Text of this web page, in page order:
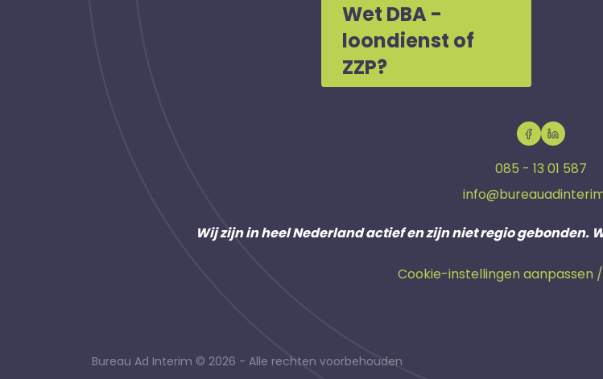
Wet DBA -
loondienst of
ZZP?
085 - 13 01 587
Wij zijn in heel Nederland actief en zijn niet regio gebonden.
Cookie-instellingen aanpassen
Bureau Ad Interim © 2026 - Alle rechten voorbehouden